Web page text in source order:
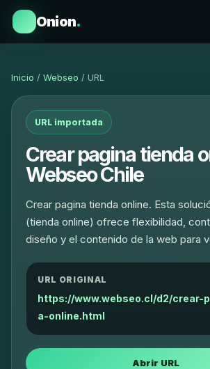
Onion.
Inicio / Webseo / URL
URL importada
Crear pagina tienda
Webseo Chile
Crear pagina tienda online. Esta
(tienda online) ofrece flexibilidad,
diseño y el contenido de la web para
URL ORIGINAL
https://www.webseo.cl/d2/crear-
a-online.html
Abrir URL